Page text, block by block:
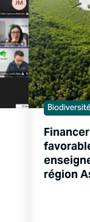
Biodiversité
région